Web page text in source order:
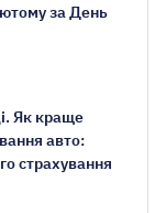
за День
Як краще
авто:
страхування